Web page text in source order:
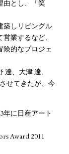
由とし、「笑
築しリビングル
業するなど、
険的なプロジェ
達、大津 達、
せてきたが、今
年に日産アート
Award 2011